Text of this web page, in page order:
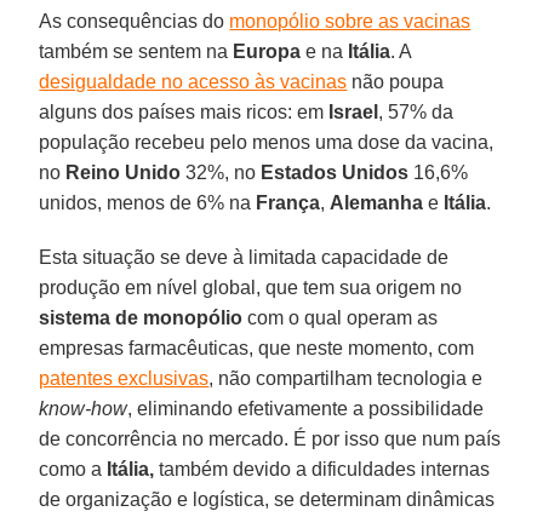
As consequências do monopólio sobre as vacinas
também se sentem na Europa e na Itália. A
desigualdade no acesso às vacinas não poupa
alguns dos países mais ricos: em Israel , 57% da
população recebeu pelo menos uma dose da vacina,
no Reino Unido 32%, no Estados Unidos 16,6%
unidos, menos de 6% na França, Alemanha e Itália.
Esta situação se deve à limitada capacidade de
produção em nível global, que tem sua origem no
sistema de monopólio com o qual operam as
empresas farmacêuticas, que neste momento, com
patentes exclusivas, não compartilham tecnologia e
know-how, eliminando efetivamente a possibilidade
de concorrência no mercado. É por isso que num país
como a Itália, também devido a dificuldades internas
de organização e logística, se determinam dinâmicas